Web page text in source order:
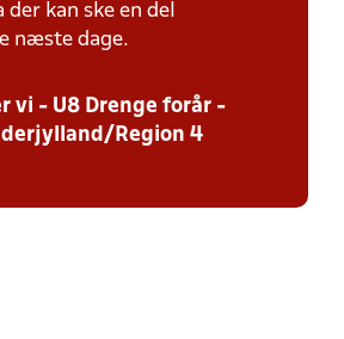
der kan ske en del
næste dage.
vi - U8 Drenge forår -
Region 4